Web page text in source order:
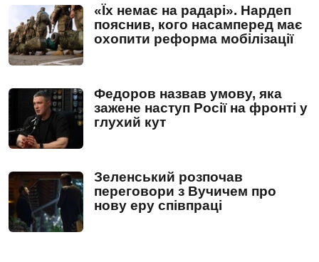
«Їх немає на радарі». Нардеп
пояснив, кого насамперед має
охопити реформа мобілізації
Федоров назвав умову, яка
зажене наступ Росії на фронті у
глухий кут
Зеленський розпочав
переговори з Вучичем про
нову еру співпраці